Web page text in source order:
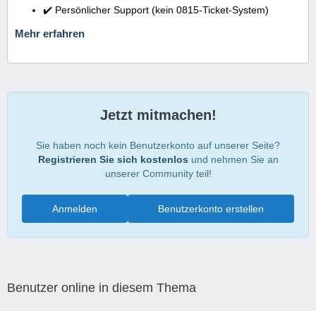
✔️ Persönlicher Support (kein 0815-Ticket-System)
Mehr erfahren
Jetzt mitmachen!
Sie haben noch kein Benutzerkonto auf unserer Seite?
Registrieren Sie sich kostenlos und nehmen Sie an
unserer Community teil!
Benutzerkonto erstellen
Anmelden
Benutzer online in diesem Thema